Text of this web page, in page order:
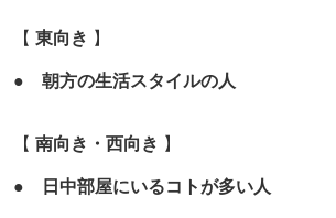
【 東向き 】
● 朝方の生活スタイルの人
【 南向き・西向き 】
● 日中部屋にいるコトが多い人